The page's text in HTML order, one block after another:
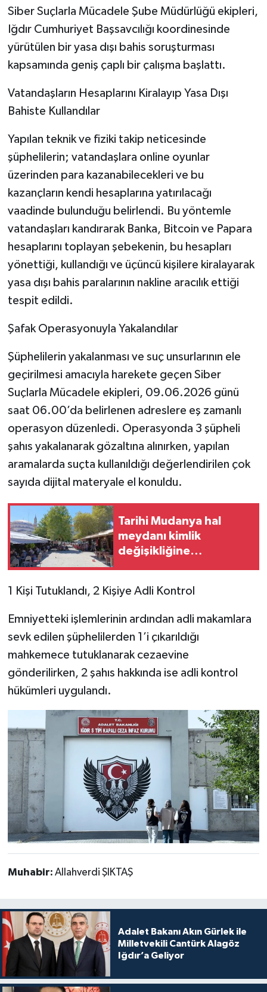
Siber Suçlarla Mücadele Şube Müdürlüğü ekipleri,
Iğdır Cumhuriyet Başsavcılığı koordinesinde
yürütülen bir yasa dışı bahis soruşturması
kapsamında geniş çaplı bir çalışma başlattı.
Vatandaşların Hesaplarını Kiralayıp Yasa Dışı
Bahiste Kullandılar
Yapılan teknik ve fiziki takip neticesinde
şüphelilerin; vatandaşlara online oyunlar
üzerinden para kazanabilecekleri ve bu
kazançların kendi hesaplarına yatırılacağı
vaadinde bulunduğu belirlendi. Bu yöntemle
vatandaşları kandırarak Banka, Bitcoin ve Papara
hesaplarını toplayan şebekenin, bu hesapları
yönettiği, kullandığı ve üçüncü kişilere kiralayarak
yasa dışı bahis paralarının nakline aracılık ettiği
tespit edildi.
Şafak Operasyonuyla Yakalandılar
Şüphelilerin yakalanması ve suç unsurlarının ele
geçirilmesi amacıyla harekete geçen Siber
Suçlarla Mücadele ekipleri, 09.06.2026 günü
saat 06.00’da belirlenen adreslere eş zamanlı
operasyon düzenledi. Operasyonda 3 şüpheli
şahıs yakalanarak gözaltına alınırken, yapılan
aramalarda suçta kullanıldığı değerlendirilen çok
sayıda dijital materyale el konuldu.
Tarihi Mudanya hal
meydanı kimlik
değişikliğine
1 Kişi Tutuklandı, 2 Kişiye Adli Kontrol
Emniyetteki işlemlerinin ardından adli makamlara
sevk edilen şüphelilerden 1’i çıkarıldığı
mahkemece tutuklanarak cezaevine
gönderilirken, 2 şahıs hakkında ise adli kontrol
hükümleri uygulandı.
Muhabir: Allahverdi ŞIKTAŞ
Adalet Bakanı Akın Gürlek ile
Milletvekili Cantürk Alagöz
Iğdır’a Geliyor